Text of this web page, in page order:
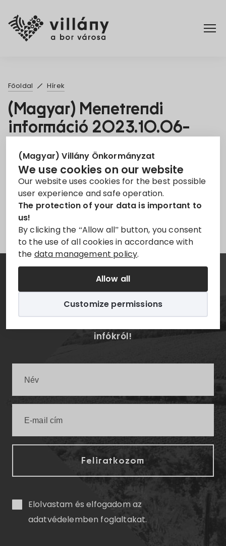
(Magyar) Villány Önkormányzat
We use cookies on our website
Our website uses cookies for the best possible
user experience and safe operation.
The protection of your data is important to
us!
By clicking the “Allow all” button, you consent
to the use of all cookies in accordance with
the data management policy.
Allow all
Customize permissions
Rendelettár
Turizmus
Főoldal Hírek
(Magyar) Menetrendi
információ 2023.10.06-
8. Sep 2023
Sorry, this entry is only available in Magyar
Hírlevél
infókról!
Elolvastam és elfogadom az
adatvédelemben foglaltakat.